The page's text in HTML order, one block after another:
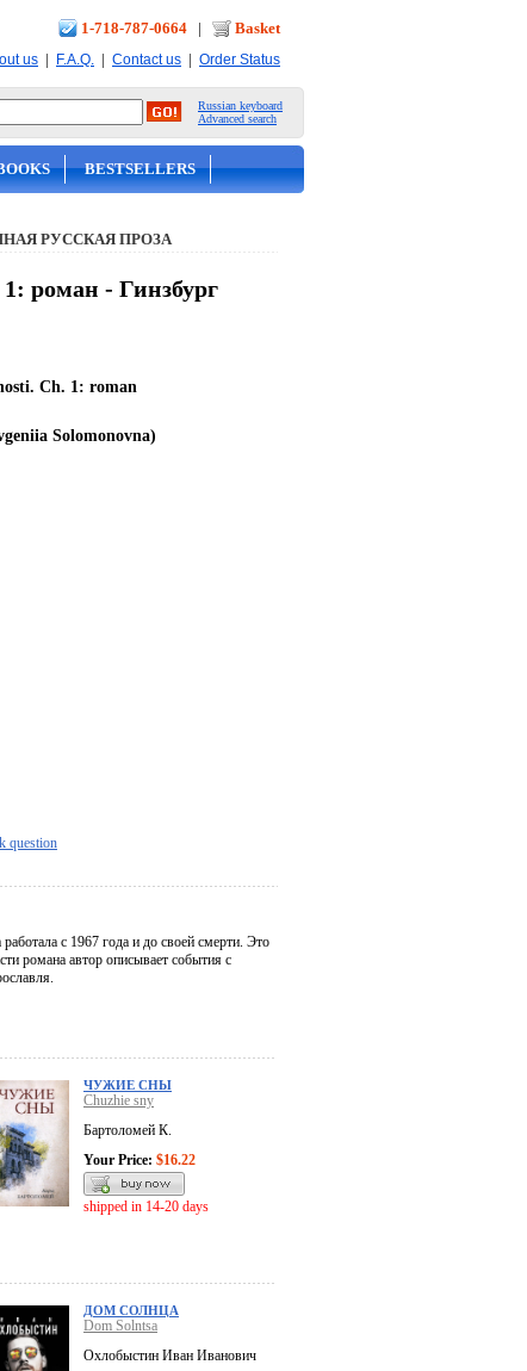
1-718-787-0664 | Basket
us | F.A.Q. | Contact us | Order Status
Russian keyboard
Advanced search
BESTSELLERS
РУССКАЯ ПРОЗА
роман - Гинзбург
Ch. 1: roman
Solomonovna)
question
с 1967 года и до своей смерти. Это
романа автор описывает события с
ЧУЖИЕ СНЫ
Chuzhie sny
Бартоломей К.
Your Price: $16.22
shipped in 14-20 days
ДОМ СОЛНЦА
Dom Solntsa
Охлобыстин Иван Иванович